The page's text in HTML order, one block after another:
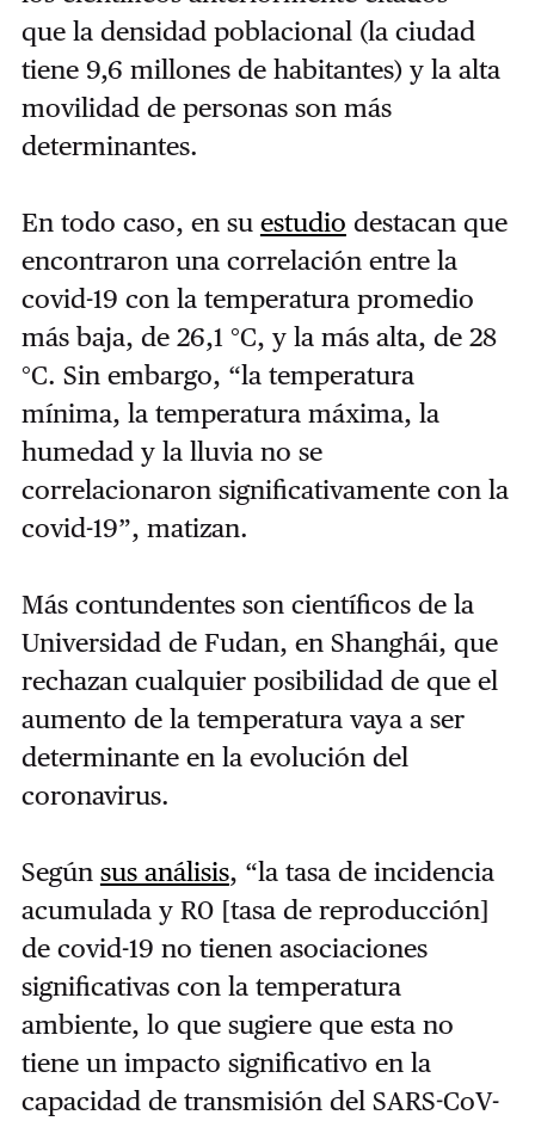
que la densidad poblacional (la ciudad
tiene 9,6 millones de habitantes) y la alta
movilidad de personas son más
determinantes.
En todo caso, en su estudio destacan que
encontraron una correlación entre la
covid-19 con la temperatura promedio
más baja, de 26,1 °C, y la más alta, de 28
°C. Sin embargo, “la temperatura
mínima, la temperatura máxima, la
humedad y la lluvia no se
correlacionaron significativamente con la
covid-19”, matizan.
Más contundentes son científicos de la
Universidad de Fudan, en Shanghái, que
rechazan cualquier posibilidad de que el
aumento de la temperatura vaya a ser
determinante en la evolución del
coronavirus.
Según sus análisis, “la tasa de incidencia
acumulada y R0 [tasa de reproducción]
de covid-19 no tienen asociaciones
significativas con la temperatura
ambiente, lo que sugiere que esta no
tiene un impacto significativo en la
capacidad de transmisión del SARS-CoV-